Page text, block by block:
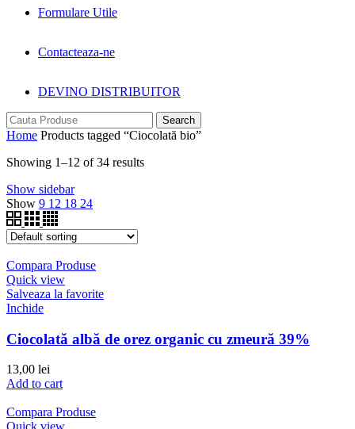
Formulare Utile
Contacteaza-ne
DEVINO DISTRIBUITOR
Search
Home Products tagged “Ciocolată bio”
Showing 1–12 of 34 results
Show sidebar
Show 9 12 18 24
Compara Produse
Quick view
Salveaza la favorite
Inchide
Ciocolată albă de orez organic cu zmeură 39%
13,00 lei
Add to cart
Compara Produse